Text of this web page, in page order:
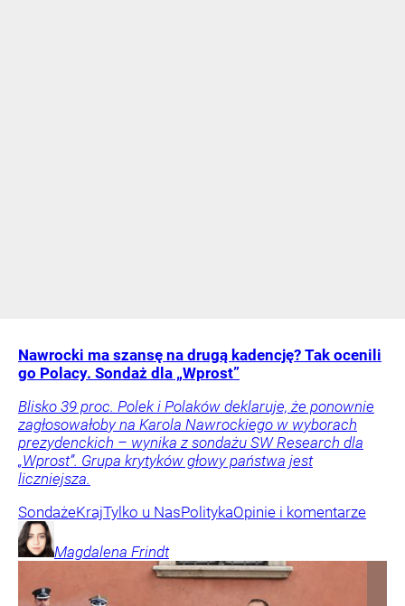
Nawrocki ma szansę na drugą kadencję? Tak ocenili
go Polacy. Sondaż dla „Wprost”
Blisko 39 proc. Polek i Polaków deklaruje, że ponownie
zagłosowałoby na Karola Nawrockiego w wyborach
prezydenckich – wynika z sondażu SW Research dla
„Wprost”. Grupa krytyków głowy państwa jest
liczniejsza.
SondażeKrajTylko u NasPolitykaOpinie i komentarze
Magdalena Frindt